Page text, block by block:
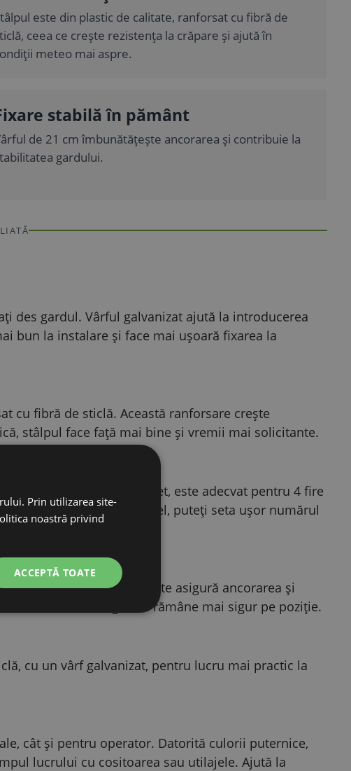
este din plastic de calitate, ranforsat cu fibră de
ceea ce crește rezistența la crăpare și ajută în
meteo mai aspre.
stabilă în pământ
de 21 cm îmbunătățește ancorarea și contribuie la
gardului.
des gardul. Vârful galvanizat ajută la introducerea
bun la instalare și face mai ușoară fixarea la
cu fibră de sticlă. Această ranforsare crește
stâlpul face față mai bine și vremii mai solicitante.
fir și bandă. Concret, este adecvat pentru 4 fire
lățimea de 40 mm. Astfel, puteți seta ușor numărul
în zona respectivă.
are 21 cm. Această parte asigură ancorarea și
În teren, gardul rămâne mai sigur pe poziție.
cu un vârf galvanizat, pentru lucru mai practic la
cât și pentru operator. Datorită culorii puternice,
lucrului cu cositoarea sau utilajele. Ajută la
Prin utilizarea site-
noastră privind
ACCEPTĂ TOATE